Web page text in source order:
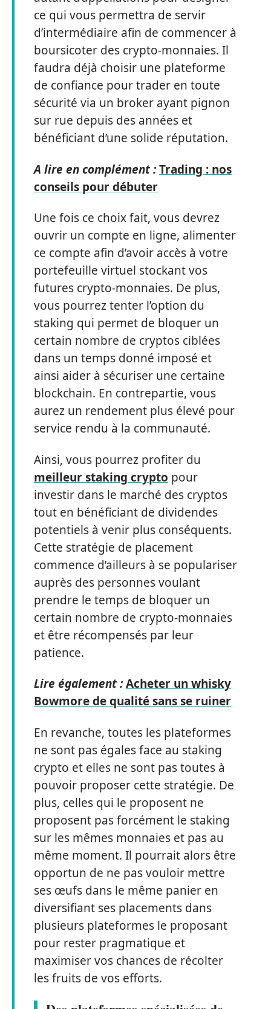
ce qui vous permettra de servir
d’intermédiaire afin de commencer à
boursicoter des crypto-monnaies. Il
faudra déjà choisir une plateforme
de confiance pour trader en toute
sécurité via un broker ayant pignon
sur rue depuis des années et
bénéficiant d’une solide réputation.
A lire en complément :Trading : nos
conseils pour débuter
Une fois ce choix fait, vous devrez
ouvrir un compte en ligne, alimenter
ce compte afin d’avoir accès à votre
portefeuille virtuel stockant vos
futures crypto-monnaies. De plus,
vous pourrez tenter l’option du
staking qui permet de bloquer un
certain nombre de cryptos ciblées
dans un temps donné imposé et
ainsi aider à sécuriser une certaine
blockchain. En contrepartie, vous
aurez un rendement plus élevé pour
service rendu à la communauté.
Ainsi, vous pourrez profiter du
meilleur staking crypto pour
investir dans le marché des cryptos
tout en bénéficiant de dividendes
potentiels à venir plus conséquents.
Cette stratégie de placement
commence d’ailleurs à se populariser
auprès des personnes voulant
prendre le temps de bloquer un
certain nombre de crypto-monnaies
et être récompensés par leur
patience.
Lire également :Acheter un whisky
Bowmore de qualité sans se ruiner
En revanche, toutes les plateformes
ne sont pas égales face au staking
crypto et elles ne sont pas toutes à
pouvoir proposer cette stratégie. De
plus, celles qui le proposent ne
proposent pas forcément le staking
sur les mêmes monnaies et pas au
même moment. Il pourrait alors être
opportun de ne pas vouloir mettre
ses œufs dans le même panier en
diversifiant ses placements dans
plusieurs plateformes le proposant
pour rester pragmatique et
maximiser vos chances de récolter
les fruits de vos efforts.